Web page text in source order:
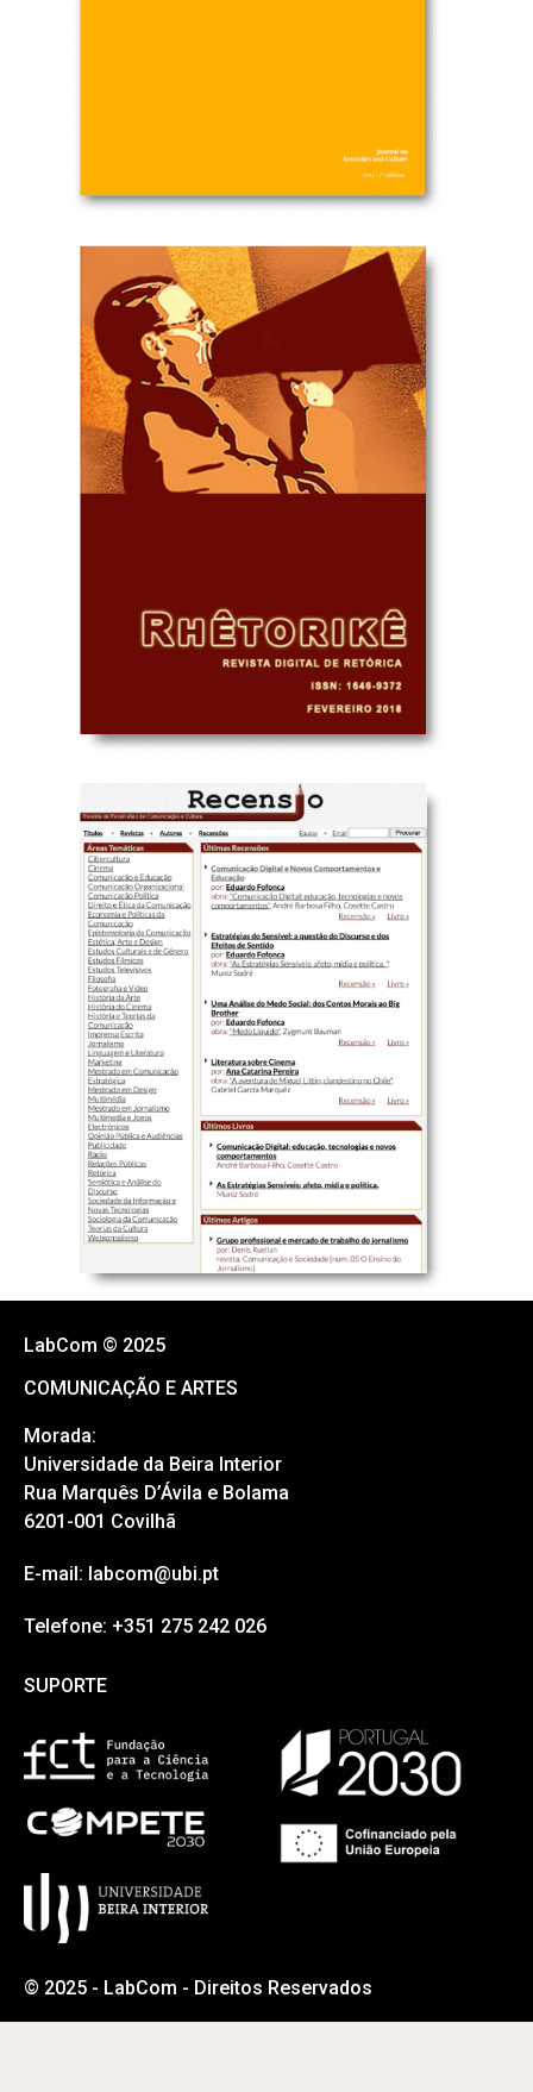
LabCom © 2025
COMUNICAÇÃO E ARTES
Morada:
Universidade da Beira Interior
Rua Marquês D’Ávila e Bolama
6201-001 Covilhã
E-mail: labcom@ubi.pt
Telefone: +351 275 242 026
SUPORTE
© 2025 - LabCom - Direitos Reservados